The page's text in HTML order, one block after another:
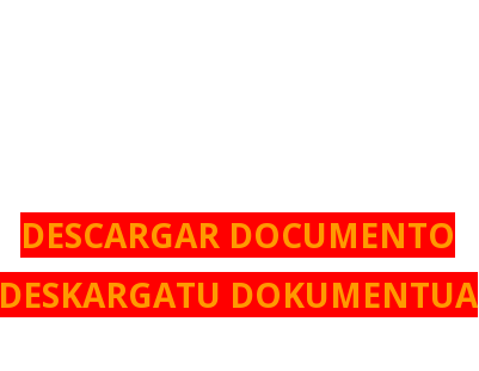
DESCARGAR DOCUMENTO
DESKARGATU DOKUMENTUA